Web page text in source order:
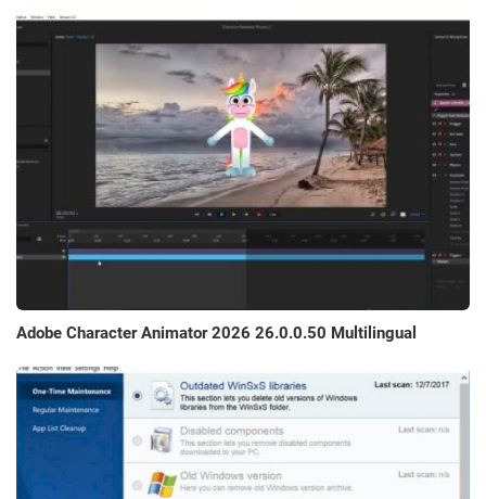
Adobe Character Animator 2026 26.0.0.50 Multilingual